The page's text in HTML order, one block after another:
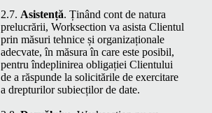
2.7. Asis­tență. Ținând cont de natu­ra
pre­lu­crării, Work­sec­tion va asista Clien­tul
prin măsuri tehnice și orga­ni­za­ționale
adec­vate, în măsura în care este posi­bil,
pen­tru îndeplinirea oblig­ației Clien­tu­lui
de a răspunde la solic­itările de exercitare
a drep­turilor subiecților de date.